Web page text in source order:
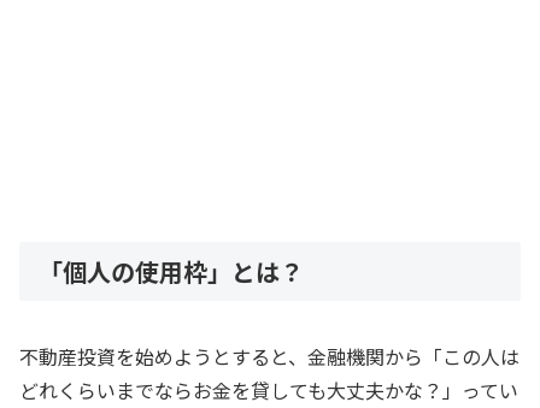
「個人の使用枠」とは？
不動産投資を始めようとすると、金融機関から「この人は
どれくらいまでならお金を貸しても大丈夫かな？」ってい